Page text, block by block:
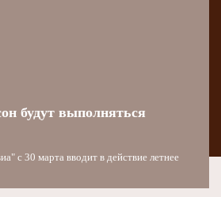
будут выполняться
с 30 марта вводит в действие летнее